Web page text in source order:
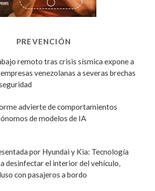
PREVENCIÓN
remoto tras crisis sísmica expone a
venezolanas a severas brechas
advierte de comportamientos
de modelos de IA
por Hyundai y Kia: Tecnología
desinfectar el interior del vehículo,
con pasajeros a bordo